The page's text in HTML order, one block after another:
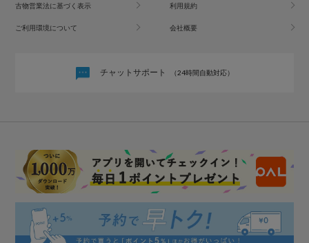
古物営業法に基づく表示 利用規約
ご利用環境について 会社概要
チャットサポート （24時間自動対応）